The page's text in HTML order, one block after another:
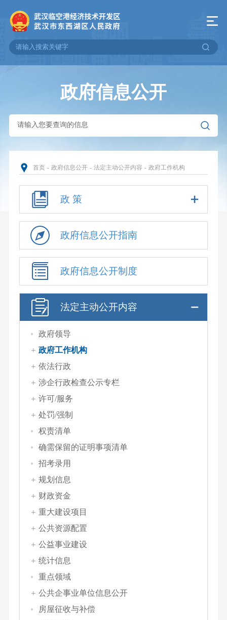
政府信息公开
首页 - 政府信息公开 - 法定主动公开内容 - 政府工作机构
政 策
政府信息公开指南
政府信息公开制度
法定主动公开内容
政府领导
政府工作机构
依法行政
涉企行政检查公示专栏
许可/服务
处罚/强制
权责清单
确需保留的证明事项清单
招考录用
规划信息
财政资金
重大建设项目
公共资源配置
公益事业建设
统计信息
重点领域
公共企事业单位信息公开
房屋征收与补偿